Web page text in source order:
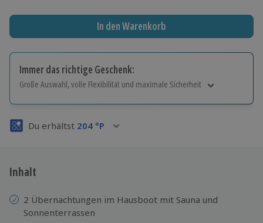
In den Warenkorb
Immer das richtige Geschenk:
Große Auswahl, volle Flexibilität und maximale Sicherheit
Volle Flexibilität
3 Jahre gültig & verlängerbar.
Du erhältst 204 °P
Inhalt
2 Übernachtungen im Hausboot mit Sauna und
Sonnenterrassen